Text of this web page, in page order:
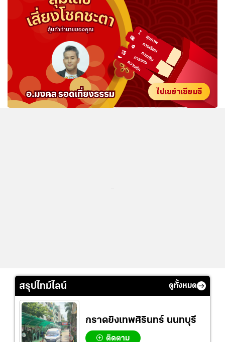
ไปเขย่าเซียมซี
สรุปไทม์ไลน์ ดูทั้งหมด
กราดยิงเทพศิรินทร์ นนทบุรี
ติดตาม